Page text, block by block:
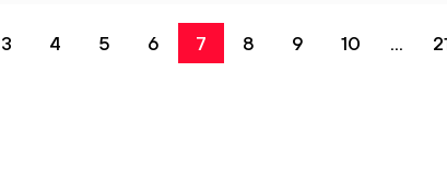
3 4 5 6 7 8 9 10 ...